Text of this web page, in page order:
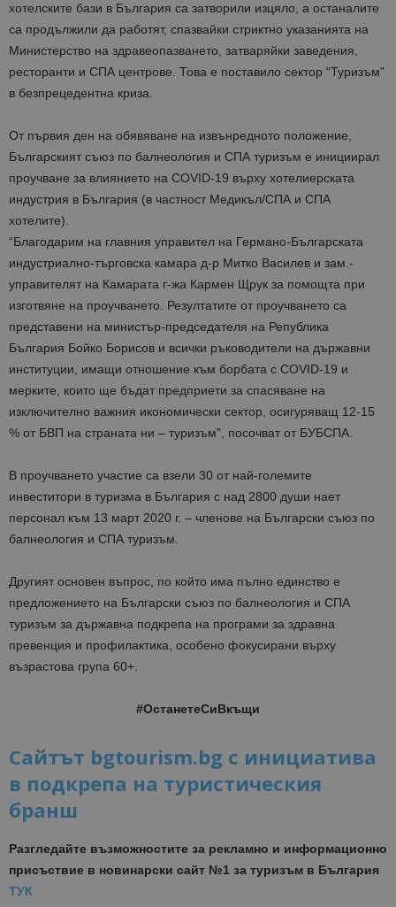
хотелските бази в България са затворили изцяло, а останалите
са продължили да работят, спазвайки стриктно указанията на
Министерство на здравеопазването, затваряйки заведения,
ресторанти и СПА центрове. Това е поставило сектор “Туризъм”
в безпрецедентна криза.
От първия ден на обявяване на извънредното положение,
Българският съюз по балнеология и СПА туризъм е инициирал
проучване за влиянието на COVID-19 върху хотелиерската
индустрия в България (в частност Медикъл/СПА и СПА
хотелите).
“Благодарим на главния управител на Германо-Българската
индустриално-търговска камара д-р Митко Василев и зам.-
управителят на Камарата г-жа Кармен Щрук за помощта при
изготвяне на проучването. Резултатите от проучването са
представени на министър-председателя на Република
България Бойко Борисов и всички ръководители на държавни
институции, имащи отношение към борбата с COVID-19 и
мерките, които ще бъдат предприети за спасяване на
изключително важния икономически сектор, осигуряващ 12-15
% от БВП на страната ни – туризъм”, посочват от БУБСПА.
В проучването участие са взели 30 от най-големите
инвеститори в туризма в България с над 2800 души нает
персонал към 13 март 2020 г. – членове на Български съюз по
балнеология и СПА туризъм.
Другият основен въпрос, по който има пълно единство е
предложението на Български съюз по балнеология и СПА
туризъм за държавна подкрепа на програми за здравна
превенция и профилактика, особено фокусирани върху
възрастова група 60+.
#ОстанетеСиВкъщи
Сайтът bgtourism.bg с инициатива
в подкрепа на туристическия
бранш
Разгледайте възможностите за рекламно и информационно
присъствие в новинарски сайт №1 за туризъм в България
ТУК